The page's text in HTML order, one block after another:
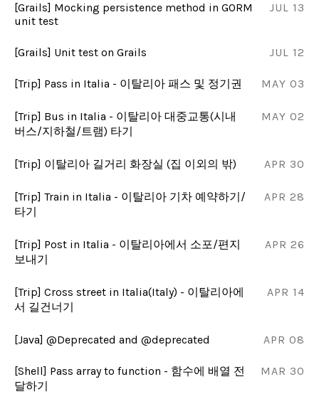
JUL 13
[Grails] Mocking persistence method in GORM
unit test
JUL 12
[Grails] Unit test on Grails
MAY 03
[Trip] Pass in Italia - 이탈리아 패스 및 정기권
MAY 02
[Trip] Bus in Italia - 이탈리아 대중교통(시내
버스/지하철/트램) 타기
APR 30
[Trip] 이탈리아 길거리 화장실 (집 이외의 밖)
APR 28
[Trip] Train in Italia - 이탈리아 기차 예약하기/
타기
APR 26
[Trip] Post in Italia - 이탈리아에서 소포/편지
보내기
APR 14
[Trip] Cross street in Italia(Italy) - 이탈리아에
서 길건너기
APR 08
[Java] @Deprecated and @deprecated
MAR 30
[Shell] Pass array to function - 함수에 배열 전
달하기